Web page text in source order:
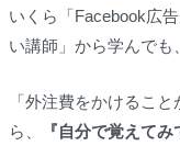
いくら「Facebook広
い講師」から学んでも
「外注費をかけるこ
ら、
『自分で覚えてみ